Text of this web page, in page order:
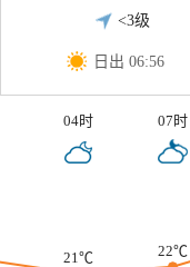
<3级
日出 06:56
04时 07时
21℃
22℃